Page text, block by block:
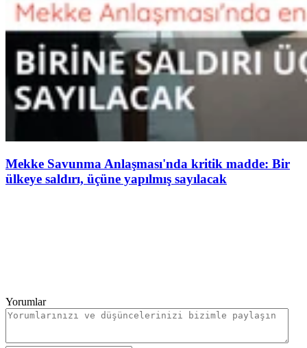
Mekke Savunma Anlaşması'nda kritik madde: Bir
ülkeye saldırı, üçüne yapılmış sayılacak
Yorumlar